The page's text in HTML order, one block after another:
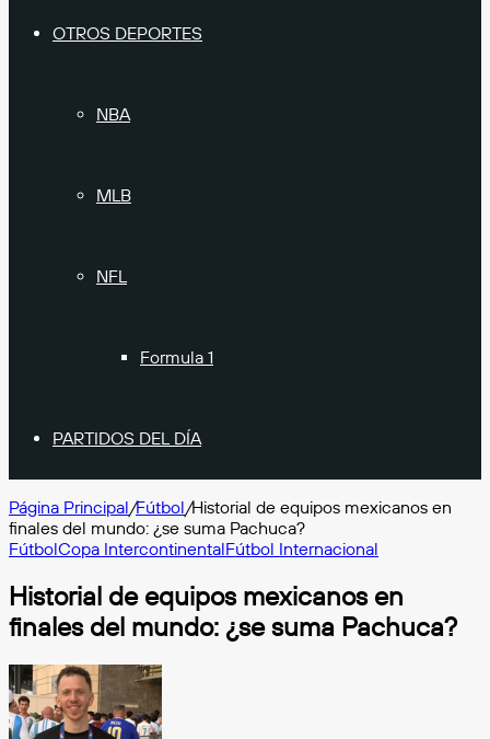
OTROS DEPORTES
NBA
MLB
NFL
Formula 1
PARTIDOS DEL DÍA
Página Principal/Fútbol/Historial de equipos mexicanos en
finales del mundo: ¿se suma Pachuca?
FútbolCopa IntercontinentalFútbol Internacional
Historial de equipos mexicanos en
finales del mundo: ¿se suma Pachuca?